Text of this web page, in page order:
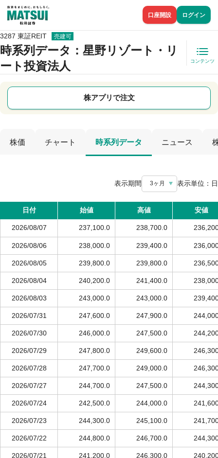
口座開設 ログイン
3287 東証REIT 売建可
時系列データ ：星野リゾート・リ
ート投資法人
コンテンツ
株アプリで注文
株価 チャート 時系列データ ニュース
表示期間 3ヶ月 表示単位： 日
日付 始値 高値 安値
2026/08/07 237,100.0 238,700.0
2026/08/06 238,000.0 239,400.0
2026/08/05 239,800.0 239,800.0
2026/08/04 240,200.0 241,400.0
2026/08/03 243,000.0 243,000.0
2026/07/31 247,600.0 247,900.0
2026/07/30 246,000.0 247,500.0
2026/07/29 247,800.0 249,600.0
2026/07/28 247,700.0 249,000.0
2026/07/27 244,700.0 247,500.0
2026/07/24 242,500.0 244,000.0
2026/07/23 244,300.0 245,100.0
2026/07/22 244,800.0 246,700.0
2026/07/21 241,200.0 246,300.0